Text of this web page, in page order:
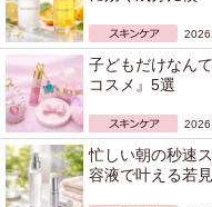
子どもだけなん
コスメ』5選
忙しい朝の秒速
容液で叶える若